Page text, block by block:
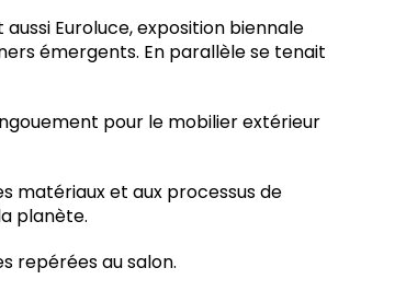
Euroluce, exposition biennale
émergents. En parallèle se tenait
pour le mobilier extérieur
matériaux et aux processus de
planète.
repérées au salon.